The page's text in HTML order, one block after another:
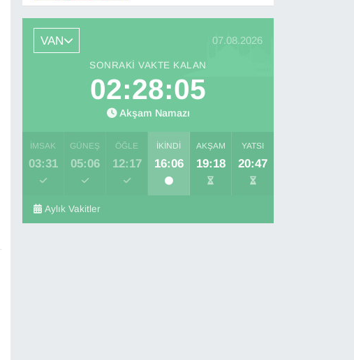
Türkiye mutluluğu
VAN 07.08.2026
SONRAKI VAKTE KALAN
02:28:04
Akşam Namazı
İMSAK
03:31
GÜNEŞ
05:06
ÖĞLE
12:17
İKINDI
16:06
AKŞAM
19:18
YATSI
20:47
Aylık Vakitler